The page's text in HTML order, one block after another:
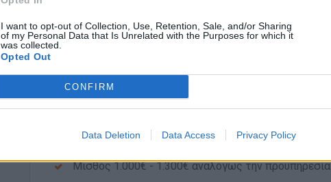
I want to opt-out of Collection, Use, Retention, Sale, and/or Sharing
of my Personal Data that Is Unrelated with the Purposes for which it
was collected.
Opted Out
CONFIRM
Data Deletion Data Access Privacy Policy
Επικοινωνιακές δεξιότητες
Ευχάριστο περιβάλλον εργασίας
Δυνατότητα παραχώρησης στέγης
Μισθός 1.000€ - 1.300€ αναλόγως την προϋπηρεσία